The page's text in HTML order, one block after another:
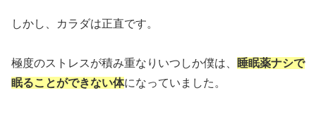
しかし、カラダは正直です。
極度のストレスが積み重なりいつしか僕は、
睡眠薬ナシで
眠ることができない体になっていました。